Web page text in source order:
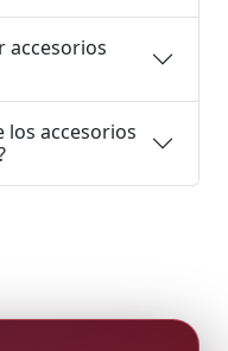
accesorios
los accesorios